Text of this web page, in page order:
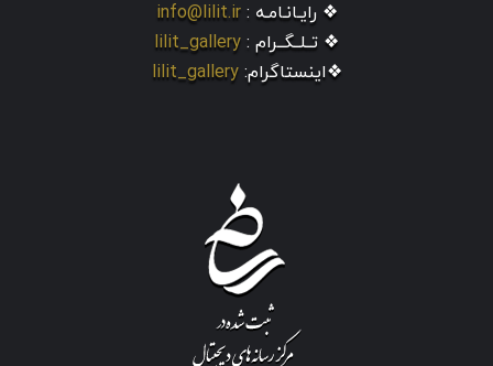
❖ رایـانـامـه : info@lilit.ir
❖ تــلــگــرام : lilit_gallery
❖اینستاگرام: lilit_gallery